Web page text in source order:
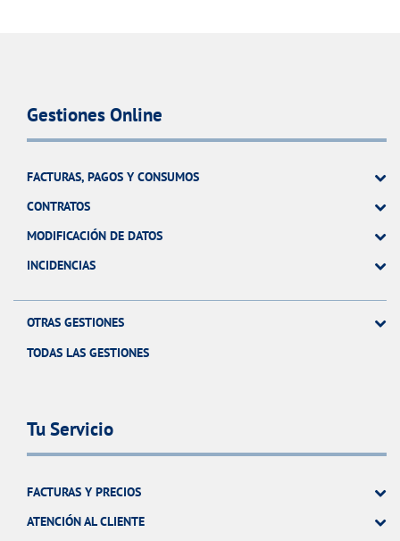
Gestiones Online
FACTURAS, PAGOS Y CONSUMOS
CONTRATOS
MODIFICACIÓN DE DATOS
INCIDENCIAS
OTRAS GESTIONES
TODAS LAS GESTIONES
Tu Servicio
FACTURAS Y PRECIOS
ATENCIÓN AL CLIENTE